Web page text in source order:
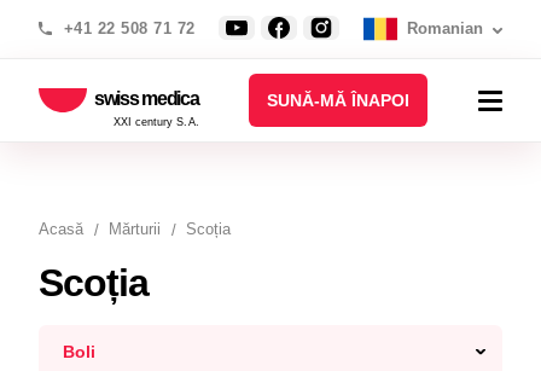
+41 22 508 71 72 Romanian
swiss medica
XXI century S.A.
SUNĂ-MĂ ÎNAPOI
Acasă Mărturii Scoția
Scoția
Boli